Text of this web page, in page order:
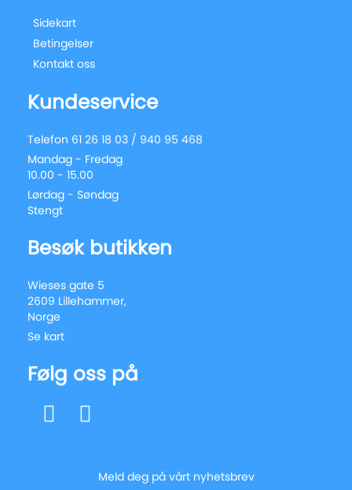
Sidekart
Betingelser
Kontakt oss
Kundeservice
Telefon 61 26 18 03 / 940 95 468
Mandag - Fredag
10.00 - 15.00
Lørdag - Søndag
Stengt
Besøk butikken
Wieses gate 5
2609 Lillehammer,
Norge
Se kart
Følg oss på
Meld deg på vårt nyhetsbrev